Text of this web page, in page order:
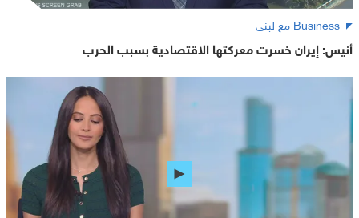
Business مع لبنى
أنيس: إيران خسرت معركتها الاقتصادية بسبب الحرب